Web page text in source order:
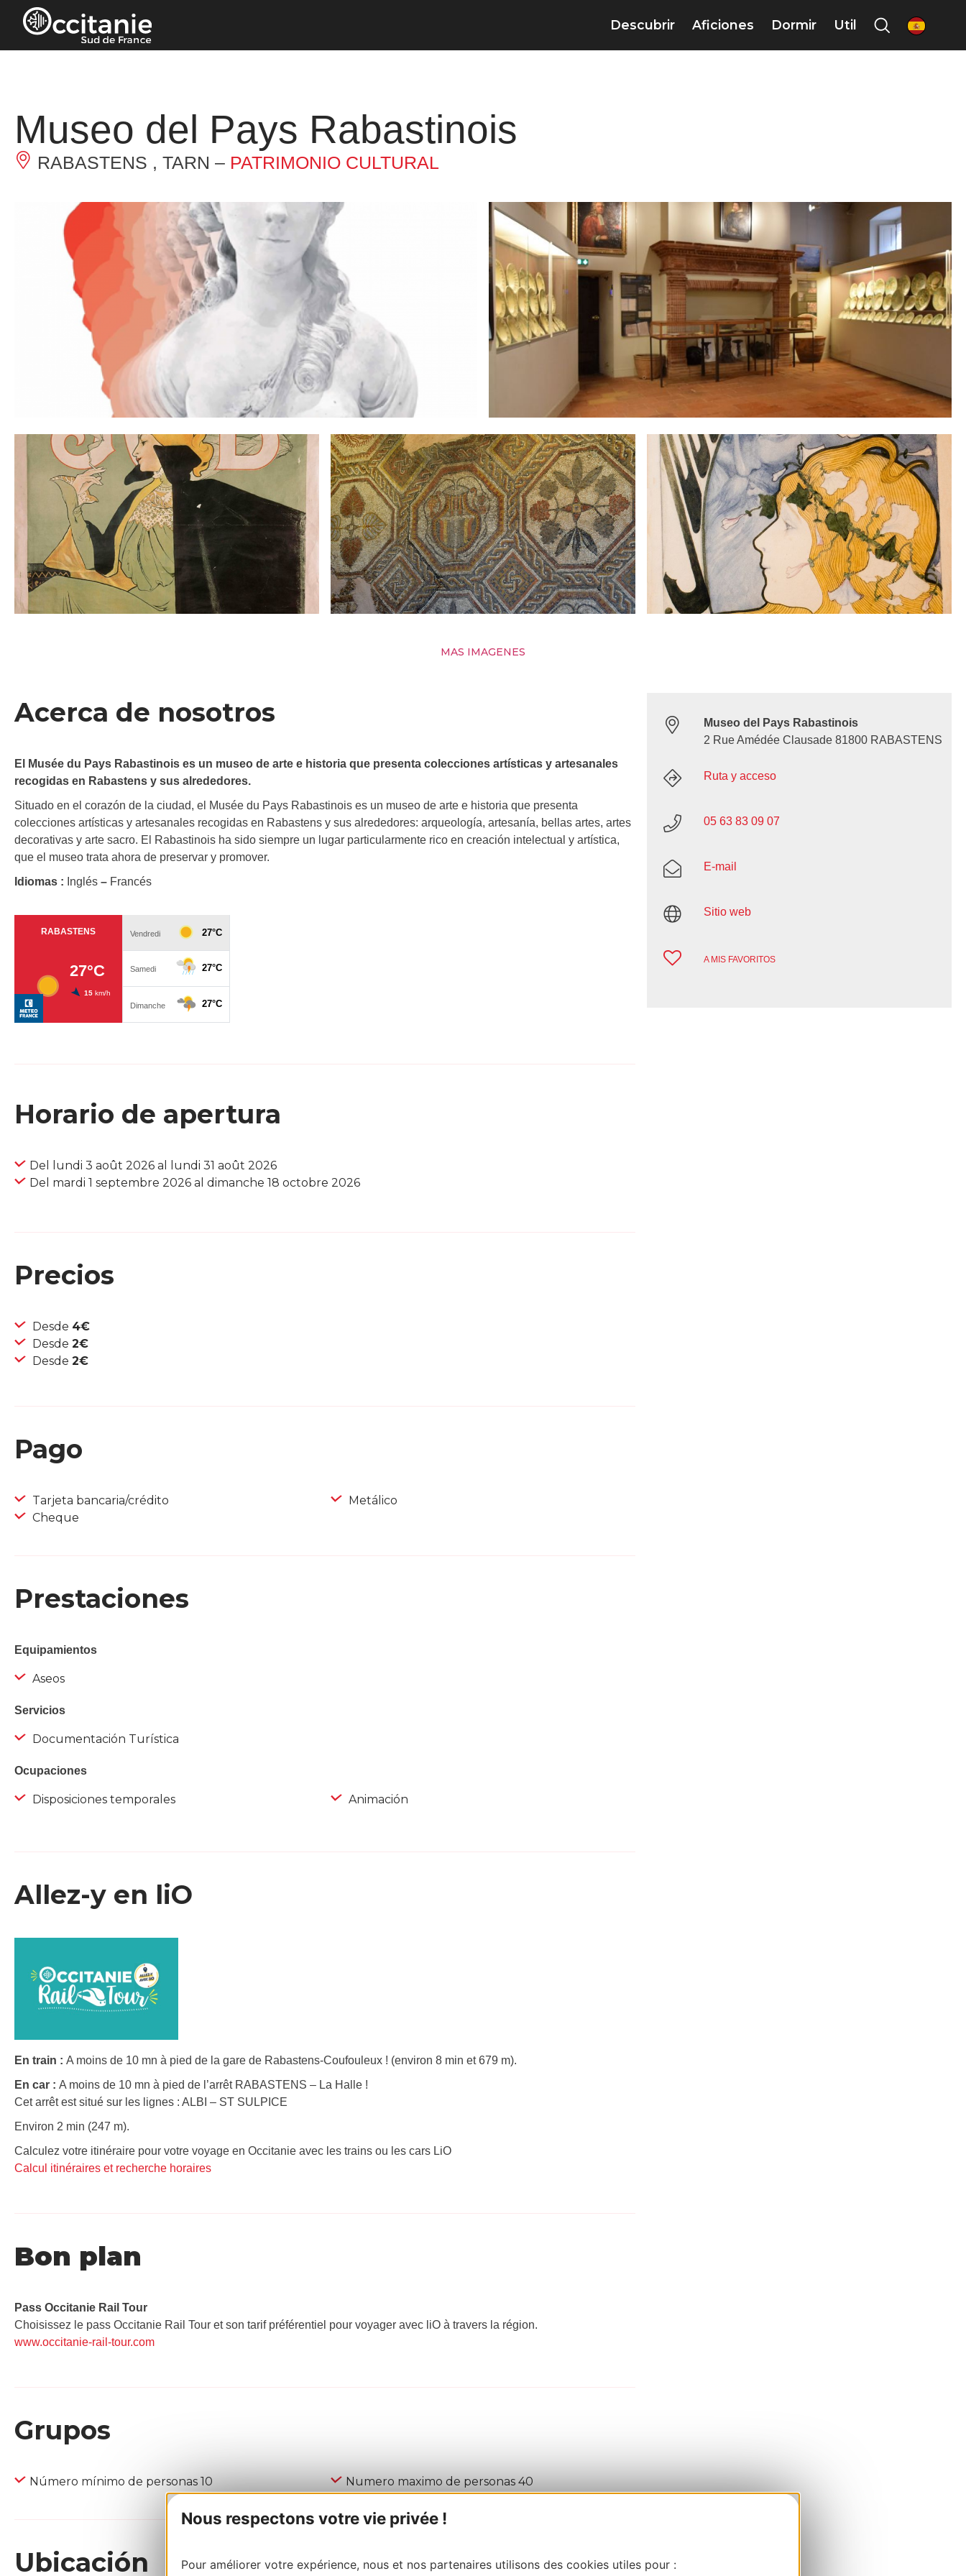
Panel de gestión de cookies
Nous respectons votre vie privée !
Pour améliorer votre expérience, nous et nos partenaires utilisons des cookies utiles pour :
Descubrir Aficiones Dormir Util es
Museo del Pays Rabastinois
RABASTENS , TARN – PATRIMONIO CULTURAL
MAS IMAGENES
Acerca de nosotros
El Musée du Pays Rabastinois es un museo de arte e historia que presenta colecciones artísticas y artesanales
recogidas en Rabastens y sus alrededores.
Situado en el corazón de la ciudad, el Musée du Pays Rabastinois es un museo de arte e historia que presenta
colecciones artísticas y artesanales recogidas en Rabastens y sus alrededores: arqueología, artesanía, bellas artes, artes
decorativas y arte sacro. El Rabastinois ha sido siempre un lugar particularmente rico en creación intelectual y artística,
que el museo trata ahora de preservar y promover.
Idiomas : Inglés – Francés
Horario de apertura
Del lundi 3 août 2026 al lundi 31 août 2026
Del mardi 1 septembre 2026 al dimanche 18 octobre 2026
Precios
Desde 4€
Desde 2€
Desde 2€
Pago
Tarjeta bancaria/crédito
Cheque
Metálico
Prestaciones
Equipamientos
Aseos
Servicios
Documentación Turística
Ocupaciones
Disposiciones temporales Animación
Allez-y en liO
En train : A moins de 10 mn à pied de la gare de Rabastens-Coufouleux ! (environ 8 min et 679 m).
En car : A moins de 10 mn à pied de l’arrêt RABASTENS – La Halle !
Cet arrêt est situé sur les lignes : ALBI – ST SULPICE
Environ 2 min (247 m).
Calculez votre itinéraire pour votre voyage en Occitanie avec les trains ou les cars LiO
Calcul itinéraires et recherche horaires
Bon plan
Pass Occitanie Rail Tour​
Choisissez le pass Occitanie Rail Tour et son tarif préférentiel pour voyager avec liO à travers la région.
www.occitanie-rail-tour.com
Grupos
Número mínimo de personas 10 Numero maximo de personas 40
Ubicación
Museo del Pays Rabastinois
2 Rue Amédée Clausade 81800 RABASTENS
Ruta y acceso
05 63 83 09 07
E-mail
Sitio web
A MIS FAVORITOS